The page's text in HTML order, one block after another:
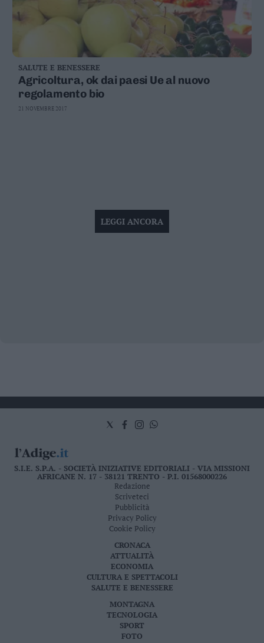
SALUTE E BENESSERE
Agricoltura, ok dai paesi Ue al nuovo
regolamento bio
21 NOVEMBRE 2017
LEGGI ANCORA
S.I.E. S.P.A. - SOCIETÀ INIZIATIVE EDITORIALI - VIA MISSIONI
AFRICANE N. 17 - 38121 TRENTO - P.I. 01568000226
Redazione
Scriveteci
Pubblicità
Privacy Policy
Cookie Policy
CRONACA
ATTUALITÀ
ECONOMIA
CULTURA E SPETTACOLI
SALUTE E BENESSERE
MONTAGNA
TECNOLOGIA
SPORT
FOTO